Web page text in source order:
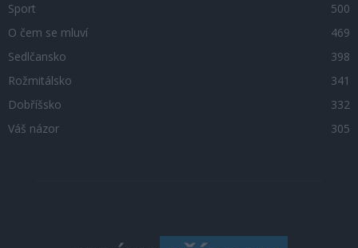
Sport
500
O čem se mluví
469
Sedlčansko
398
Rožmitálsko
341
Dobříšsko
332
Váš názor
305